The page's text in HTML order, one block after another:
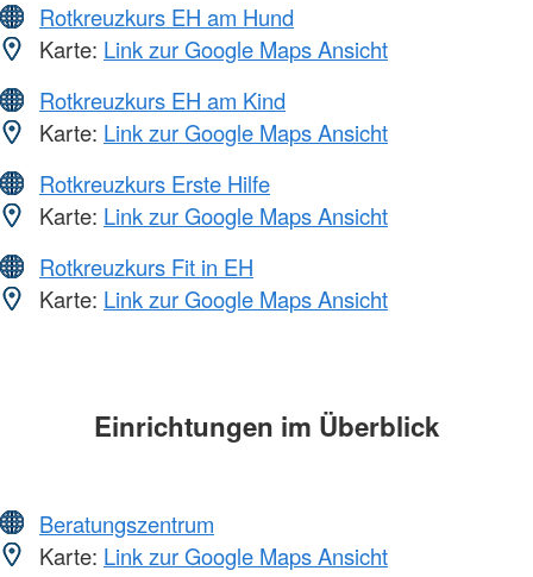
Rotkreuzkurs EH am Hund
Karte: Link zur Google Maps Ansicht
Rotkreuzkurs EH am Kind
Karte: Link zur Google Maps Ansicht
Rotkreuzkurs Erste Hilfe
Karte: Link zur Google Maps Ansicht
Rotkreuzkurs Fit in EH
Karte: Link zur Google Maps Ansicht
Einrichtungen im Überblick
Beratungszentrum
Karte: Link zur Google Maps Ansicht